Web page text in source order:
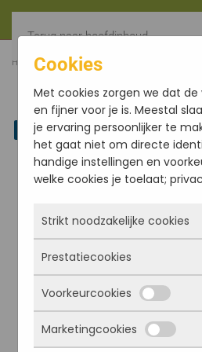
Terug naar hoofdinhoud
HOME FILTER
Linkedin
Cookies
Met cookies zorgen we dat
en fijner voor je is. Meestal
je ervaring persoonlijker te
het gaat niet om directe
handige instellingen en
welke cookies je toelaat;
Strikt noodzakelijke cookies
Deze cookies zorgen ervoor
überhaupt werkt. Ze zijn
kunnen niet worden
ze alleen geplaatst als jij
inloggen, een formulier
Prestatiecookies
Met deze cookies zien we
bezocht wordt, waar
komen en welke pagina’s
Voorkeurcookies
Deze cookies onthouden
Marketingcookies